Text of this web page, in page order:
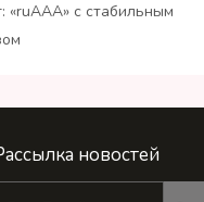
«ruАAA» с стабильным
новостей